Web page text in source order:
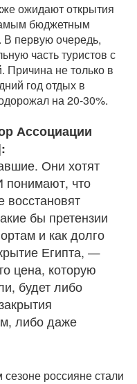
ожидают открытия
бюджетным
В первую очередь,
часть туристов с
Причина не только в
год отдых в
на 20-30%.
Ассоциации
Они хотят
понимают, что
бы претензии
и как долго
Египта, —
цена, которую
будет либо
либо даже
россияне стали